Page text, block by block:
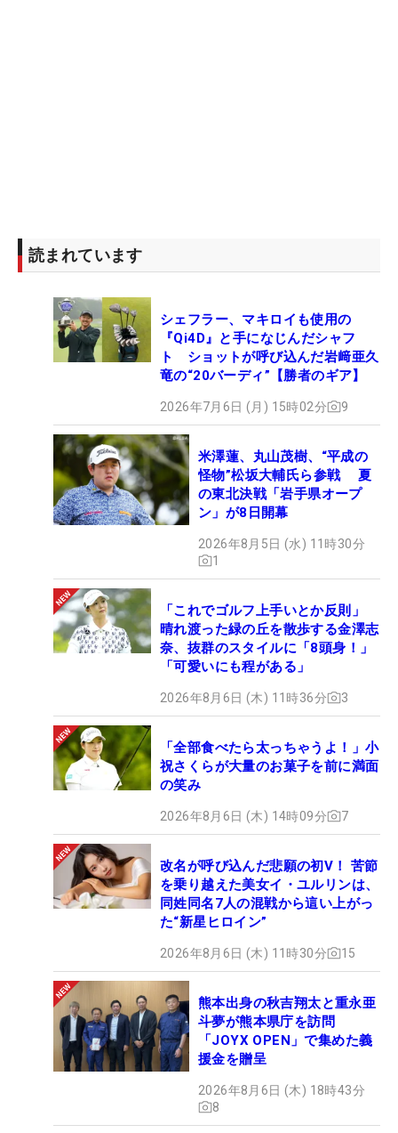
読まれています
シェフラー、マキロイも使用の
『Qi4D』と手になじんだシャフ
ト ショットが呼び込んだ岩﨑亜久
竜の“20バーディ”【勝者のギア】
2026年7月6日 (月) 15時02分 9
米澤蓮、丸山茂樹、“平成の
怪物”松坂大輔氏ら参戦 夏
の東北決戦「岩手県オープ
ン」が8日開幕
2026年8月5日 (水) 11時30分
1
「これでゴルフ上手いとか反則」
晴れ渡った緑の丘を散歩する金澤志
奈、抜群のスタイルに「8頭身！」
「可愛いにも程がある」
2026年8月6日 (木) 11時36分 3
「全部食べたら太っちゃうよ！」小
祝さくらが大量のお菓子を前に満面
の笑み
2026年8月6日 (木) 14時09分 7
改名が呼び込んだ悲願の初V！ 苦節
を乗り越えた美女イ・ユルリンは、
同姓同名7人の混戦から這い上がっ
た“新星ヒロイン”
2026年8月6日 (木) 11時30分 15
熊本出身の秋吉翔太と重永亜
斗夢が熊本県庁を訪問
「JOYX OPEN」で集めた義
援金を贈呈
2026年8月6日 (木) 18時43分
8